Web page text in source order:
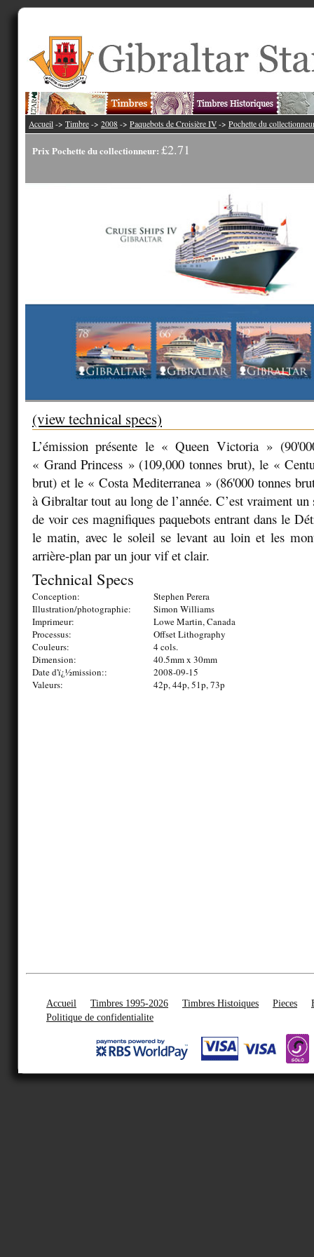
Accueil -> Timbre -> 2008 -> Paquebots de Croisière IV -> Pochette du
Prix Pochette du collectionneur: £2.71
(view technical specs)
L’émission présente le « Queen Victoria »
« Grand Princess » (109,000 tonnes brut), le «
brut) et le « Costa Mediterranea » (86'000 tonnes
à Gibraltar tout au long de l’année. C’est vraiment un
de voir ces magnifiques paquebots entrant dans le
le matin, avec le soleil se levant au loin et les
arrière-plan par un jour vif et clair.
Technical Specs
Conception:
Stephen Perera
Illustration/photographie:
Simon Williams
Imprimeur:
Lowe Martin, Canada
Processus:
Offset Lithography
Couleurs:
4 cols.
Dimension:
40.5mm x 30mm
Date d'ï¿½mission::
2008-09-15
Valeurs:
42p, 44p, 51p, 73p
Accueil Timbres 1995-2026 Timbres Histoiques Pieces
Politique de confidentialite